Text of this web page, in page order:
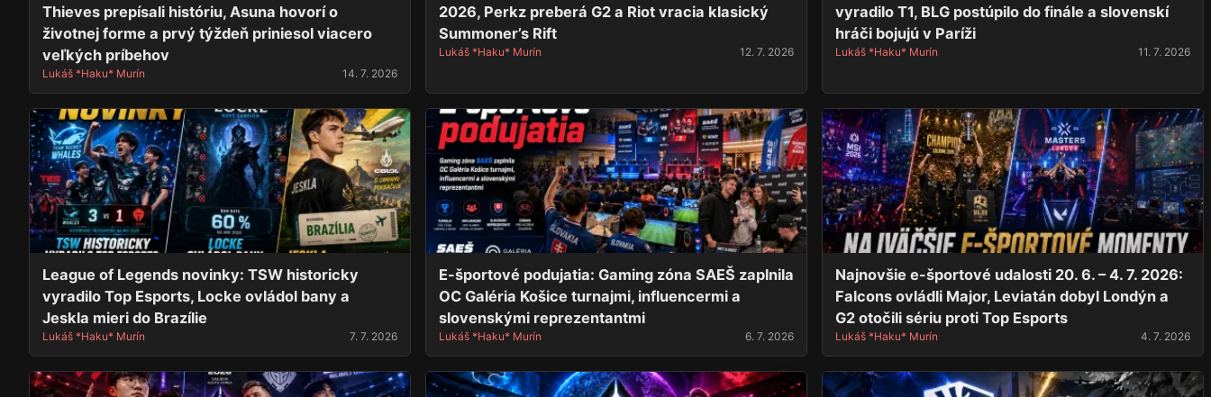
Thieves prepísali históriu, Asuna hovorí o
životnej forme a prvý týždeň priniesol viacero
veľkých príbehov
Lukáš *Haku* Murín 14. 7. 2026
2026, Perkz preberá G2 a Riot vracia klasický
Summoner’s Rift
Lukáš *Haku* Murín 12. 7. 2026
vyradilo T1, BLG postúpilo do finále a slovenskí
hráči bojujú v Paríži
Lukáš *Haku* Murín 11. 7. 2026
League of Legends novinky: TSW historicky
vyradilo Top Esports, Locke ovládol bany a
Jeskla mieri do Brazílie
Lukáš *Haku* Murín 7. 7. 2026
E-športové podujatia: Gaming zóna SAEŠ zaplnila
OC Galéria Košice turnajmi, influencermi a
slovenskými reprezentantmi
Lukáš *Haku* Murín 6. 7. 2026
Najnovšie e-športové udalosti 20. 6. – 4. 7. 2026:
Falcons ovládli Major, Leviatán dobyl Londýn a
G2 otočili sériu proti Top Esports
Lukáš *Haku* Murín 4. 7. 2026